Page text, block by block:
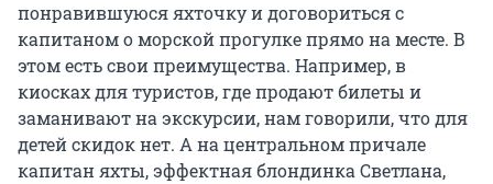
понравившуюся яхточку и договориться с
капитаном о морской прогулке прямо на месте. В
этом есть свои преимущества. Например, в
киосках для туристов, где продают билеты и
заманивают на экскурсии, нам говорили, что для
детей скидок нет. А на центральном причале
капитан яхты, эффектная блондинка Светлана,